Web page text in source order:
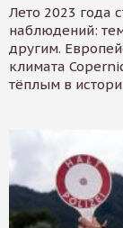
Лето 2023 года
наблюдений:
другим.
климата
тёплым в